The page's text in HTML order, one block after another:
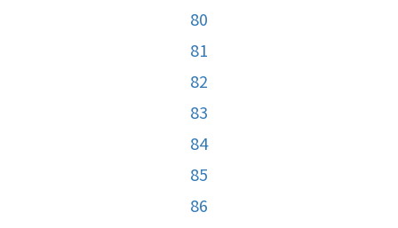
80
81
82
83
84
85
86